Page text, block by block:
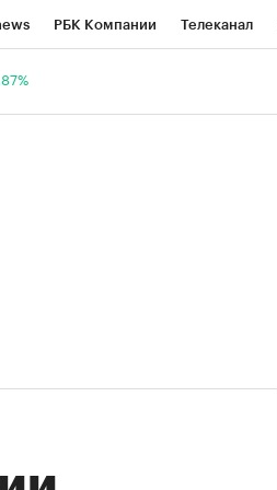
РБК Компании Телеканал